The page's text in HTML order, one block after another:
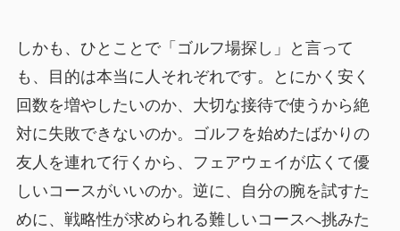
しかも、ひとことで「ゴルフ場探し」と言って
も、目的は本当に人それぞれです。とにかく安く
回数を増やしたいのか、大切な接待で使うから絶
対に失敗できないのか。ゴルフを始めたばかりの
友人を連れて行くから、フェアウェイが広くて優
しいコースがいいのか。逆に、自分の腕を試すた
めに、戦略性が求められる難しいコースへ挑みた